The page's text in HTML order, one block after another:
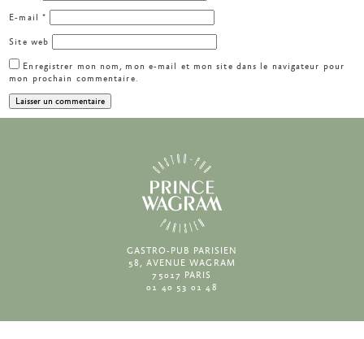
E-mail *
Site web
Enregistrer mon nom, mon e-mail et mon site dans le navigateur pour
mon prochain commentaire.
GASTRO-PUB PARISIEN
58, AVENUE WAGRAM
75017 PARIS
01 40 53 01 48